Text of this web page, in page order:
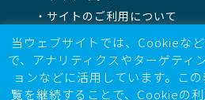
サイトのご利用について
個人情報保護方針
情報セキュリティ基本方針
電子公告
当ウェブサイトでは、Cookieな
で、アナリティクスやターゲティ
ョンなどに活用しています。こ
覧を継続することで、Cookieの